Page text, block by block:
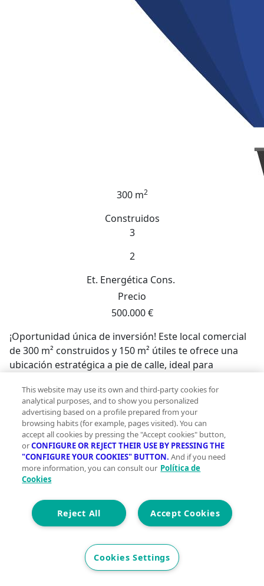
300 m2
Construidos
3
2
Et. Energética Cons.
Precio
500.000 €
¡Oportunidad única de inversión! Este local comercial
de 300 m² construidos y 150 m² útiles te ofrece una
ubicación estratégica a pie de calle, ideal para
contrato en vigor y en pleno funcionamiento, este
espacio garantiza una rentabilidad segura. El local
cuenta con dos amplios escaparates que
proporcionan una excelente visibilidad, atrayendo a
clientes potenciales desde el primer momento. Su
fachada de 10 metros lineales y entradas de fácil
acceso aseguran un flujo constante de visitantes.
mayor seguridad. Distribuido en una sola planta, el
espacio incluye tres estancias versátiles, dos baños y
perfecto para supermercados u otros tipos de
comercio alimentario. Rodeado de centros educativos,
This website may use its own and third-party cookies for
analytical purposes, and to show you personalized
advertising based on a profile prepared from your
browsing habits (for example, pages visited). You can
accept all cookies by pressing the "Accept cookies" button,
orCONFIGURE OR REJECT THEIR USE BY PRESSING THE
"CONFIGURE YOUR COOKIES" BUTTON. And if you need
more information, you can consult our Política de
Cookies
Accept Cookies
Reject All
Cookies Settings